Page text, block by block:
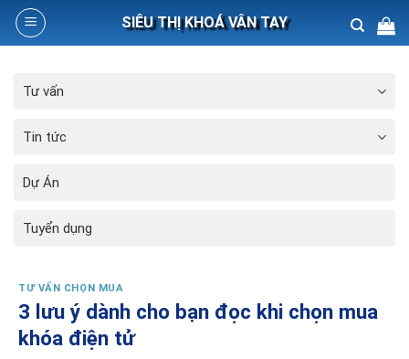
Skip
SIÊU THỊ KHOÁ VÂN TAY
for:
Tư vấn
Tin tức
Dự Án
Tuyển dụng
TƯ VẤN CHỌN MUA
3 lưu ý dành cho bạn đọc khi chọn mua
khóa điện tử